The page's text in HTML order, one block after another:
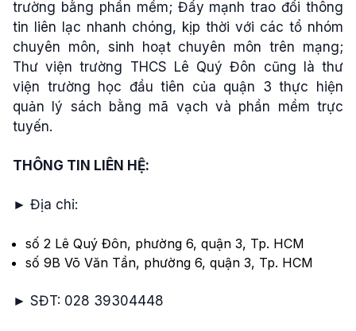
trường bằng phần mềm; Đẩy mạnh trao đổi thông
tin liên lạc nhanh chóng, kịp thời với các tổ nhóm
chuyên môn, sinh hoạt chuyên môn trên mạng;
Thư viện trường THCS Lê Quý Đôn cũng là thư
viện trường học đầu tiên của quận 3 thực hiện
quản lý sách bằng mã vạch và phần mềm trực
tuyến.
THÔNG TIN LIÊN HỆ:
► Địa chỉ:
số 2 Lê Quý Đôn, phường 6, quận 3, Tp. HCM
số 9B Võ Văn Tần, phường 6, quận 3, Tp. HCM
► SĐT: 028 39304448